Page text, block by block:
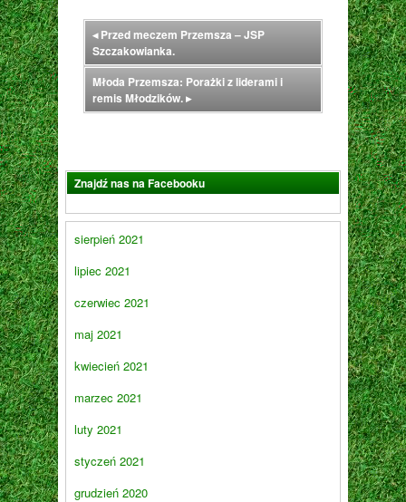
◂Przed meczem Przemsza – JSP
Szczakowianka.
Młoda Przemsza: Porażki z liderami i
remis Młodzików.▸
Znajdź nas na Facebooku
sierpień 2021
lipiec 2021
czerwiec 2021
maj 2021
kwiecień 2021
marzec 2021
luty 2021
styczeń 2021
grudzień 2020